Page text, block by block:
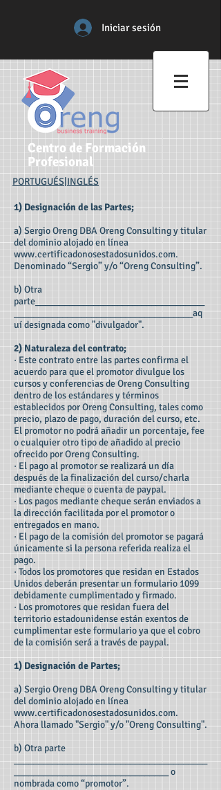
Centro de Formación
Profesional
Iniciar sesión
PORTUGUÉS INGLÉS
1) Designación de las Partes;
a) Sergio Oreng DBA Oreng Consulting y titular
del dominio alojado en línea
www.certificadonosestadosunidos.com.
Denominado “Sergio” y/o “Oreng Consulting”.
b) Otra
parte___________________________________
_____________________________________aq
uí designada como "divulgador".
2) Naturaleza del contrato;
· Este contrato entre las partes confirma el
acuerdo para que el promotor divulgue los
cursos y conferencias de Oreng Consulting
dentro de los estándares y términos
establecidos por Oreng Consulting, tales como
precio, plazo de pago, duración del curso, etc.
El promotor no podrá añadir un porcentaje, fee
o cualquier otro tipo de añadido al precio
ofrecido por Oreng Consulting.
· El pago al promotor se realizará un día
después de la finalización del curso/charla
mediante cheque o cuenta de paypal.
· Los pagos mediante cheque serán enviados a
la dirección facilitada por el promotor o
entregados en mano.
· El pago de la comisión del promotor se pagará
únicamente si la persona referida realiza el
pago.
· Todos los promotores que residan en Estados
Unidos deberán presentar un formulario 1099
debidamente cumplimentado y firmado.
· Los promotores que residan fuera del
territorio estadounidense están exentos de
cumplimentar este formulario ya que el cobro
de la comisión será a través de paypal.
1) Designación de Partes;
a) Sergio Oreng DBA Oreng Consulting y titular
del dominio alojado en línea
www.certificadonosestadosunidos.com.
Ahora llamado "Sergio" y/o "Oreng Consulting".
b) Otra parte
________________________________________
________________________________ o
nombrada como “promotor”.